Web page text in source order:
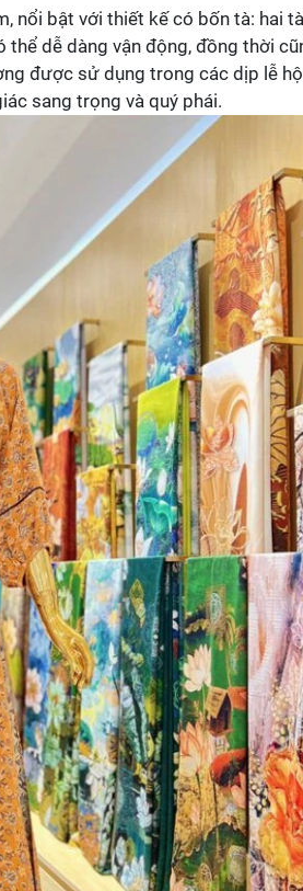
nổi bật với thiết kế có bốn tà: hai tà
dễ dàng vận động, đồng thời
được sử dụng trong các dịp lễ
sang trọng và quý phái.